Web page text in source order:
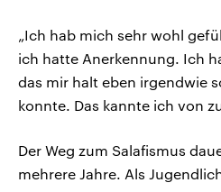
„Ich hab mich sehr wohl
ich hatte Anerkennung. Ich
das mir halt eben irgendwie
konnte. Das kannte ich von
Der Weg zum Salafismus
mehrere Jahre. Als